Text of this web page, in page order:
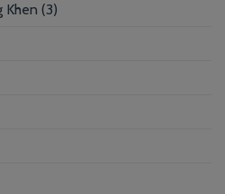
Khen (3)